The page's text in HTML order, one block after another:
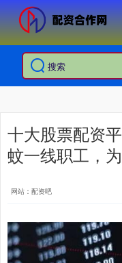
十大股票配资
蚊一线职工，
网站：配资吧